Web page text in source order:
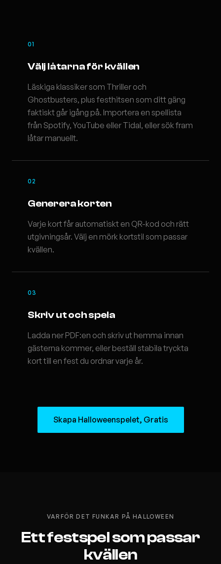
01
Välj låtarna för kvällen
Läskiga klassiker som Thriller och
Ghostbusters, plus festhitsen som ditt gäng
faktiskt går igång på. Importera en spellista
från Spotify, YouTube eller Tidal, eller sök fram
låtar manuellt.
02
Generera korten
Varje kort får automatiskt en QR-kod och rätt
utgivningsår. Välj en mörk kortstil som passar
kvällen.
03
Skriv ut och spela
Ladda ner PDF:en och skriv ut hemma innan
gästerna kommer, eller beställ stabila tryckta
kort till en fest du ordnar varje år.
Skapa Halloweenspelet, Gratis
VARFÖR DET FUNKAR PÅ HALLOWEEN
Ett festspel som passar
kvällen